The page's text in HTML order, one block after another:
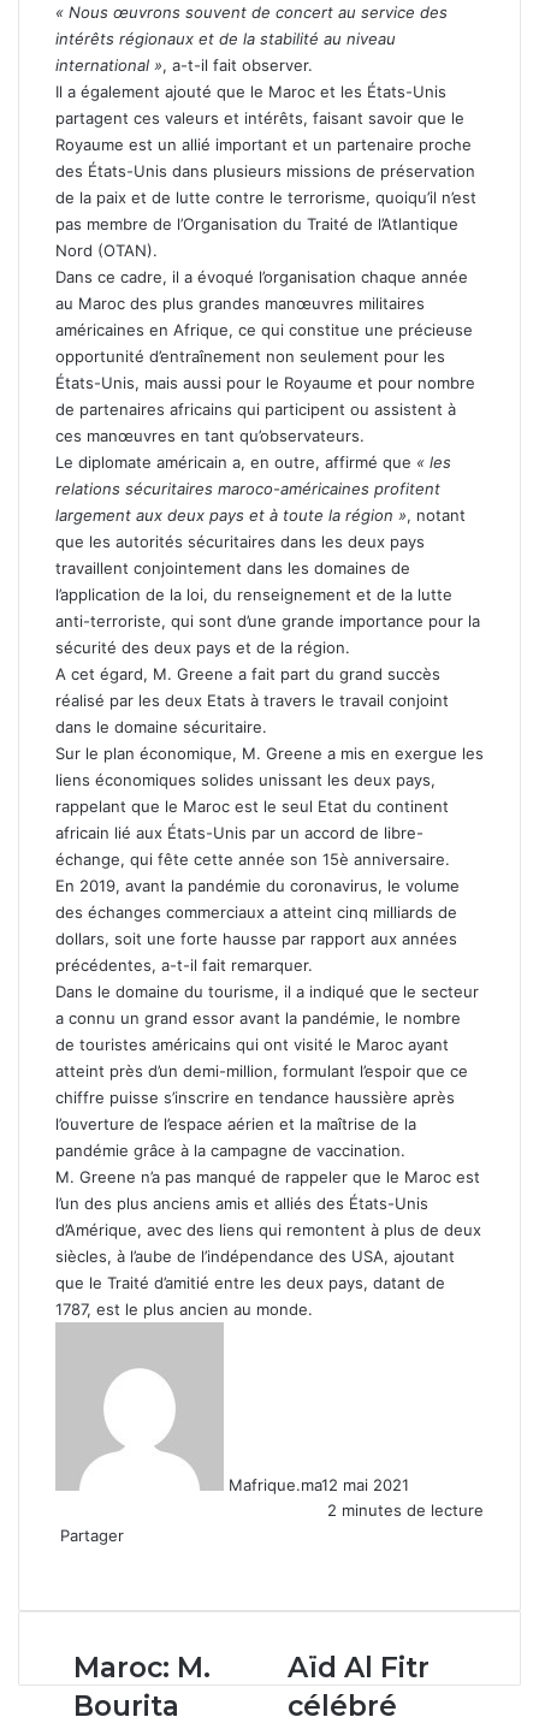
« Nous œuvrons souvent de concert au service des
intérêts régionaux et de la stabilité au niveau
international », a-t-il fait observer.
Il a également ajouté que le Maroc et les États-Unis
partagent ces valeurs et intérêts, faisant savoir que le
Royaume est un allié important et un partenaire proche
des États-Unis dans plusieurs missions de préservation
de la paix et de lutte contre le terrorisme, quoiqu’il n’est
pas membre de l’Organisation du Traité de l’Atlantique
Nord (OTAN).
Dans ce cadre, il a évoqué l’organisation chaque année
au Maroc des plus grandes manœuvres militaires
américaines en Afrique, ce qui constitue une précieuse
opportunité d’entraînement non seulement pour les
États-Unis, mais aussi pour le Royaume et pour nombre
de partenaires africains qui participent ou assistent à
ces manœuvres en tant qu’observateurs.
Le diplomate américain a, en outre, affirmé que « les
relations sécuritaires maroco-américaines profitent
largement aux deux pays et à toute la région », notant
que les autorités sécuritaires dans les deux pays
travaillent conjointement dans les domaines de
l’application de la loi, du renseignement et de la lutte
anti-terroriste, qui sont d’une grande importance pour la
sécurité des deux pays et de la région.
A cet égard, M. Greene a fait part du grand succès
réalisé par les deux Etats à travers le travail conjoint
dans le domaine sécuritaire.
Sur le plan économique, M. Greene a mis en exergue les
liens économiques solides unissant les deux pays,
rappelant que le Maroc est le seul Etat du continent
africain lié aux États-Unis par un accord de libre-
échange, qui fête cette année son 15è anniversaire.
En 2019, avant la pandémie du coronavirus, le volume
des échanges commerciaux a atteint cinq milliards de
dollars, soit une forte hausse par rapport aux années
précédentes, a-t-il fait remarquer.
Dans le domaine du tourisme, il a indiqué que le secteur
a connu un grand essor avant la pandémie, le nombre
de touristes américains qui ont visité le Maroc ayant
atteint près d’un demi-million, formulant l’espoir que ce
chiffre puisse s’inscrire en tendance haussière après
l’ouverture de l’espace aérien et la maîtrise de la
pandémie grâce à la campagne de vaccination.
M. Greene n’a pas manqué de rappeler que le Maroc est
l’un des plus anciens amis et alliés des États-Unis
d’Amérique, avec des liens qui remontent à plus de deux
siècles, à l’aube de l’indépendance des USA, ajoutant
que le Traité d’amitié entre les deux pays, datant de
1787, est le plus ancien au monde.
Mafrique.ma12 mai 2021
2 minutes de lecture
Partager
email
Maroc:
M.
Bourita
Maroc: M.
Bourita
Aïd
Al
Fitr
Aïd Al Fitr
célébré